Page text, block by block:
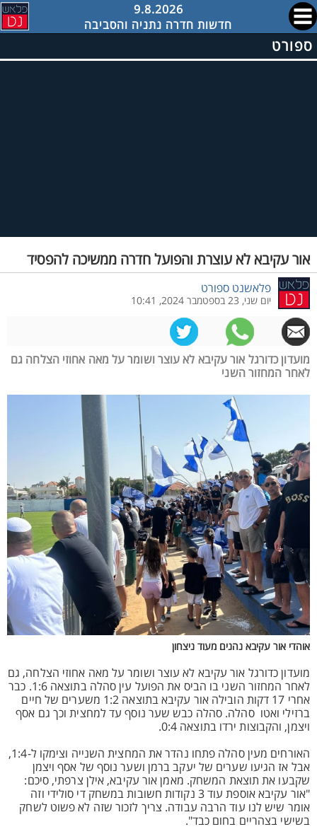
9.8.2026
חדשות חדרה נתניה והסביבה
ספורט
אור עקיבא לא עוצרת והפועל חדרה ממשיכה להפסיד
פלאשנט ספורט
יום שני, 23 בספטמבר 2024, 10:41
מועדון כדורגל אור עקיבא לא עוצר ושומר על מאה אחוזי הצלחה גם
לאחר המחזור השני
אוהדי אור עקיבא נהנים מעוד ניצחון
מועדון כדורגל אור עקיבא לא עוצר ושומר על מאה אחוזי הצלחה, גם
לאחר המחזור השני בו הביס את הפועל עין סהלה בתוצאה 1:6. כבר
אחרי 17 דקות הובילה אור עקיבא בתוצאה 1:2 משערים של חיים
ברזילי ואטו סהלה. סהלה כבש שער נוסף עד למחצית וכך גם אסף
ויצמן, והקבוצות ירדו בתוצאה 0:4.
האורחים מעין סהלה פתחו נהדר את המחצית השנייה וצימקו ל-1:4,
אבל אז הגיעו שערים של יעקב ברמן ושער נוסף של אסף ויצמן
שקבעו את תוצאת המשחק. מאמן אור עקיבא, אילן צרפתי, סיכם:
"אור עקיבא אוספת עוד 3 נקודות חשובות במשחק די סולידי וזה
אומר שיש לנו עוד הרבה עבודה. צריך לזכור שזה לא פשוט לשחק
בשישי בצהריים בחום כבד".